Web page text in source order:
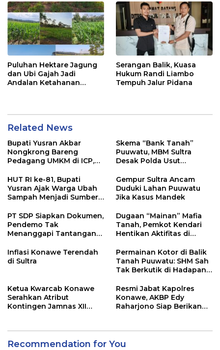
Puluhan Hektare Jagung
dan Ubi Gajah Jadi
Andalan Ketahanan
Serangan Balik, Kuasa
Hukum Randi Liambo
Tempuh Jalur Pidana
Related News
Bupati Yusran Akbar
Nongkrong Bareng
Pedagang UMKM di ICP,
Hidupkan Ekonomi
Kerakyatan
Skema “Bank Tanah”
Puuwatu, MBM Sultra
Desak Polda Usut
Kadin
HUT RI ke-81, Bupati
Yusran Ajak Warga Ubah
Sampah Menjadi Sumber
Gempur Sultra Ancam
Duduki Lahan Puuwatu
Jika Kasus Mandek
PT SDP Siapkan Dokumen,
Pendemo Tak
Menanggapi Tantangan
Dugaan “Mainan” Mafia
Tanah, Pemkot Kendari
Hentikan Aktifitas di
Inflasi Konawe Terendah
di Sultra
Permainan Kotor di Balik
Tanah Puuwatu: SHM Sah
Tak Berkutik di Hadapan
Ketua Kwarcab Konawe
Serahkan Atribut
Kontingen Jamnas XII
Resmi Jabat Kapolres
Konawe, AKBP Edy
Raharjono Siap Berikan
Recommendation for You